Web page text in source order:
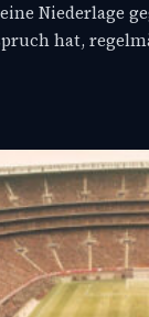
Niederlage
hat,